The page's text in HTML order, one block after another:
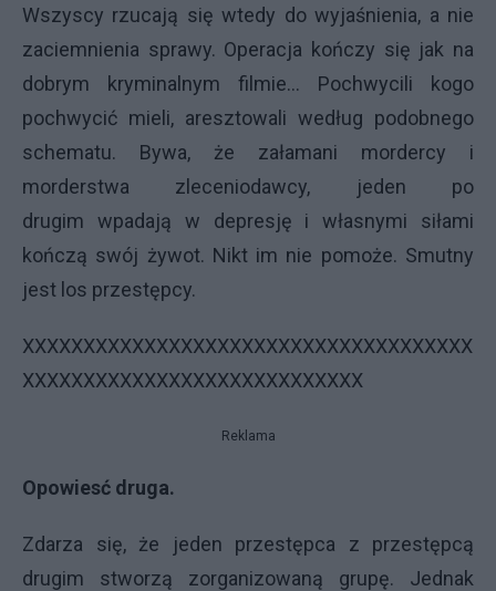
Wszyscy rzucają się wtedy do wyjaśnienia, a nie
zaciemnienia sprawy. Operacja kończy się jak na
dobrym kryminalnym filmie... Pochwycili kogo
pochwycić mieli, aresztowali według podobnego
schematu. Bywa, że załamani mordercy i
morderstwa zleceniodawcy, jeden po
drugim wpadają w depresję i własnymi siłami
kończą swój żywot. Nikt im nie pomoże. Smutny
jest los przestępcy.
XXXXXXXXXXXXXXXXXXXXXXXXXXXXXXXXXXXXX
XXXXXXXXXXXXXXXXXXXXXXXXXXXX
Reklama
Opowiesć druga.
Zdarza się, że jeden przestępca z przestępcą
drugim stworzą zorganizowaną grupę. Jednak